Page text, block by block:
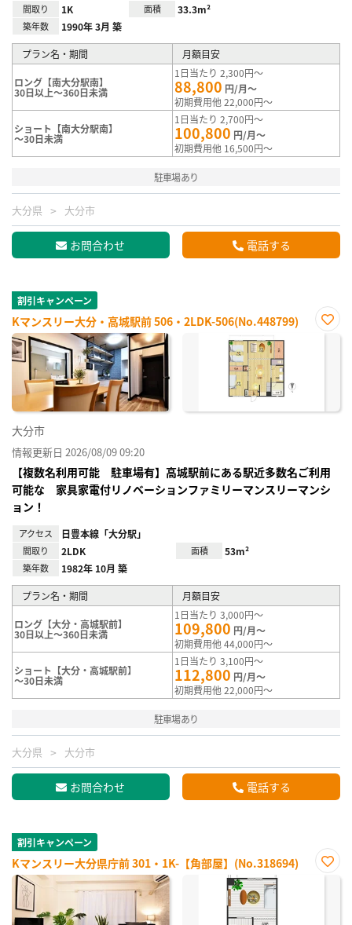
間取り 1K 面積 33.3m²
築年数 1990年 3月 築
プラン名・期間 月額目安
ロング【南大分駅南】
30日以上～360日未満
1日当たり 2,300円～
88,800 円/月～
初期費用他 22,000円～
ショート【南大分駅南】
～30日未満
1日当たり 2,700円～
100,800 円/月～
初期費用他 16,500円～
駐車場あり
大分県 大分市
お問合わせ 電話する
割引キャンペーン
Kマンスリー大分・高城駅前 506・2LDK-506(No.448799)
お気
大分市
情報更新日 2026/08/09 09:20
【複数名利用可能 駐車場有】高城駅前にある駅近多数名ご利用
可能な 家具家電付リノベーションファミリーマンスリーマンシ
ョン！
アクセス 日豊本線「大分駅」
間取り 2LDK 面積 53m²
築年数 1982年 10月 築
プラン名・期間 月額目安
ロング【大分・高城駅前】
30日以上～360日未満
1日当たり 3,000円～
109,800 円/月～
初期費用他 44,000円～
ショート【大分・高城駅前】
～30日未満
1日当たり 3,100円～
112,800 円/月～
初期費用他 22,000円～
駐車場あり
大分県 大分市
お問合わせ 電話する
割引キャンペーン
Kマンスリー大分県庁前 301・1K-【角部屋】(No.318694)
お気